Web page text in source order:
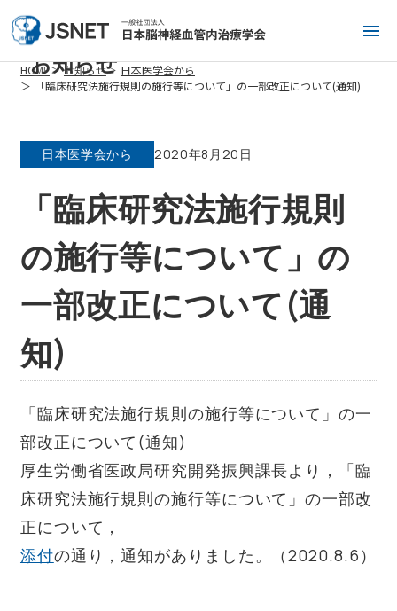
お知らせ
HOME お知らせ
日本医学会から
「臨床研究法施行規則の施行等について」の一部改正について(通知)
日本医学会から 2020年8月20日
「臨床研究法施行規則
の施行等について」の
一部改正について(通
知)
「臨床研究法施行規則の施行等について」の一
部改正について(通知)
厚生労働省医政局研究開発振興課長より，「臨
床研究法施行規則の施行等について」の一部改
正について，
添付の通り，通知がありました。（2020.8.6）